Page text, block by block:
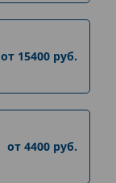
от 15400 руб.
от 4400 руб.